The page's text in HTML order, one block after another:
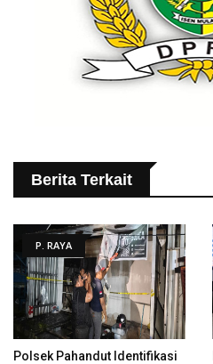
Berita Terkait
P. RAYA
Polsek Pahandut Identifikasi